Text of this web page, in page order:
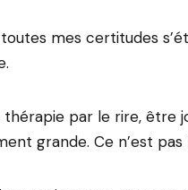
mes certitudes
par le rire, être
grande. Ce n’est pas